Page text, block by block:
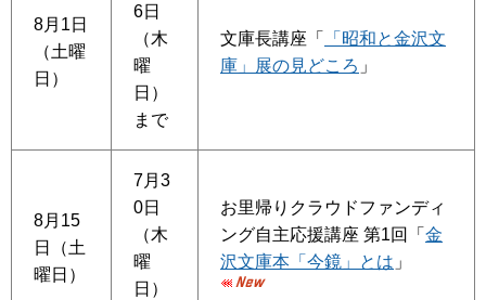
8月1日
（土曜
日）
6日
（木
曜
日）
まで
文庫長講座「
「昭和と金沢文
庫」展の見どころ 」
8月15
日（土
曜日）
7月3
0日
（木
曜
日）
お里帰りクラウドファンディ
ング自主応援講座 第1回「 金
沢文庫本「今鏡」とは 」